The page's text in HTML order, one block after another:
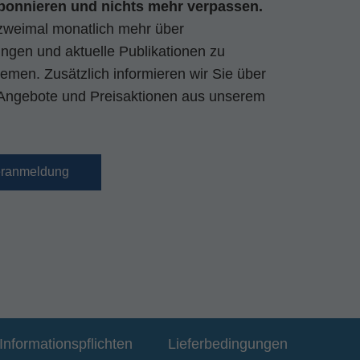
und nichts mehr verpassen.
monatlich mehr über
und aktuelle Publikationen zu
Zusätzlich informieren wir Sie über
und Preisaktionen aus unserem
Lieferbedingungen